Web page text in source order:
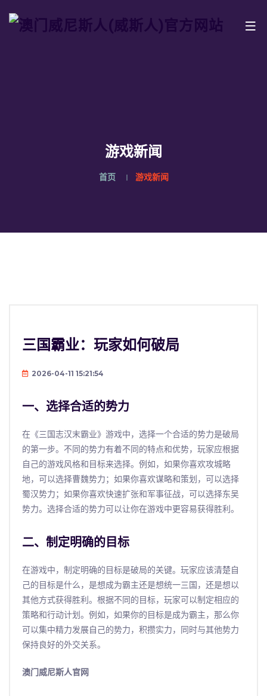
游戏新闻
首页 游戏新闻
三国霸业：玩家如何破局
2026-04-11 15:21:54
一、选择合适的势力
在《三国志汉末霸业》游戏中，选择一个合适的势力是破局
的第一步。不同的势力有着不同的特点和优势，玩家应根据
自己的游戏风格和目标来选择。例如，如果你喜欢攻城略
地，可以选择曹魏势力；如果你喜欢谋略和策划，可以选择
蜀汉势力；如果你喜欢快速扩张和军事征战，可以选择东吴
势力。选择合适的势力可以让你在游戏中更容易获得胜利。
二、制定明确的目标
在游戏中，制定明确的目标是破局的关键。玩家应该清楚自
己的目标是什么，是想成为霸主还是想统一三国，还是想以
其他方式获得胜利。根据不同的目标，玩家可以制定相应的
策略和行动计划。例如，如果你的目标是成为霸主，那么你
可以集中精力发展自己的势力，积攒实力，同时与其他势力
保持良好的外交关系。
澳门威尼斯人官网